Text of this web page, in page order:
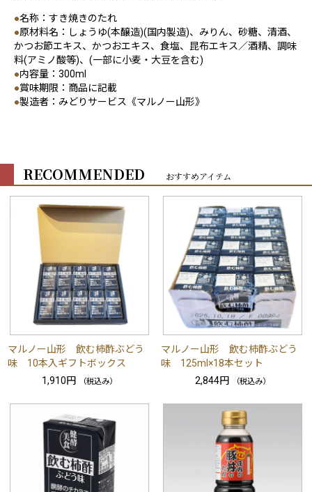
●名称：すき焼きのたれ
●原材料名：しょうゆ(本醸造)(国内製造)、みりん、砂糖、清酒、
かつお節エキス、かつおエキス、食塩、昆布エキス／酒精、調味
料(アミノ酸等)、(一部に小麦・大豆を含む)
●内容量：300ml
●賞味期限：商品に記載
●製造者：みどりサービス《マルノー山形》
RECOMMENDED おすすめアイテム
マルノー山形 飲む柿酢ぶどう
味 10本入ギフトボックス
1,910円
（税込み）
マルノー山形 飲む柿酢ぶどう
味 125ml×18本セット
2,844円
（税込み）